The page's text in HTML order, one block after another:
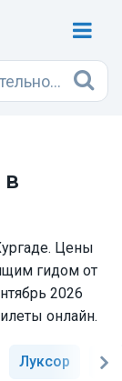
Цены
гидом от
2026
онлайн.
Луксор